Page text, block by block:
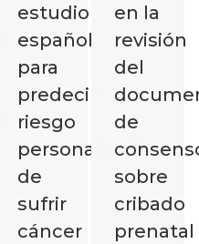
estudio
español
para
predecir
riesgo
personalizado
de
sufrir
cáncer
en la
revisión
del
de
sobre
cribado
prenatal